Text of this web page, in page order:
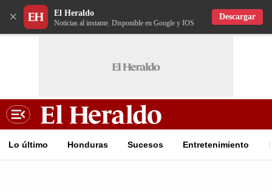
× El Heraldo
Noticias al instante. Disponible en Google y IOS
Descargar
Lo último Honduras Sucesos Entretenimiento